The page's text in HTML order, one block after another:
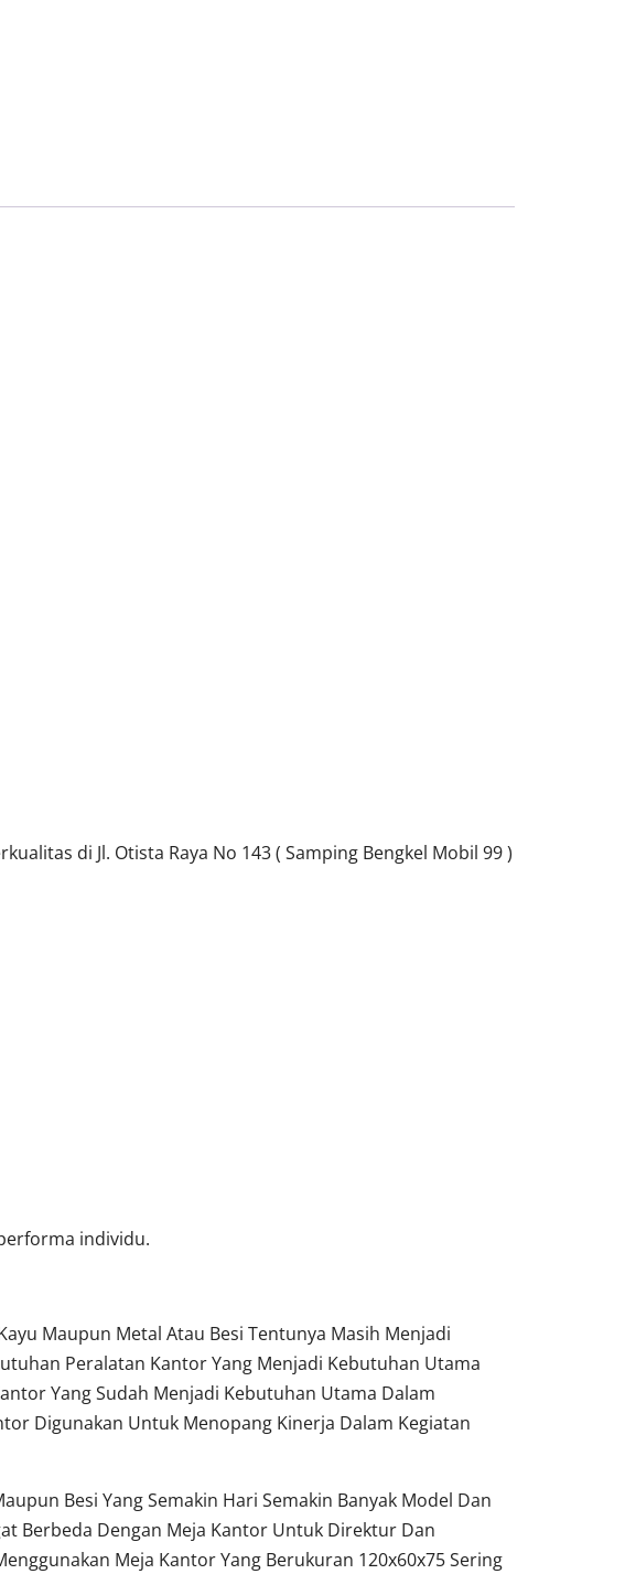
di Jl. Otista Raya No 143 ( Samping Bengkel Mobil 99 )
individu.
Maupun Metal Atau Besi Tentunya Masih Menjadi
Peralatan Kantor Yang Menjadi Kebutuhan Utama
Yang Sudah Menjadi Kebutuhan Utama Dalam
Digunakan Untuk Menopang Kinerja Dalam Kegiatan
Besi Yang Semakin Hari Semakin Banyak Model Dan
Berbeda Dengan Meja Kantor Untuk Direktur Dan
Meja Kantor Yang Berukuran 120x60x75 Sering